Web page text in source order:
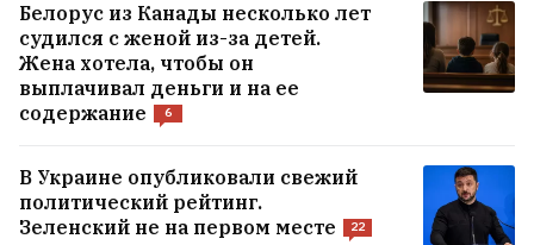
Белорус из Канады несколько лет
судился с женой из-за детей.
Жена хотела, чтобы он
выплачивал деньги и на ее
содержание
6
В Украине опубликовали свежий
политический рейтинг.
Зеленский не на первом месте
22